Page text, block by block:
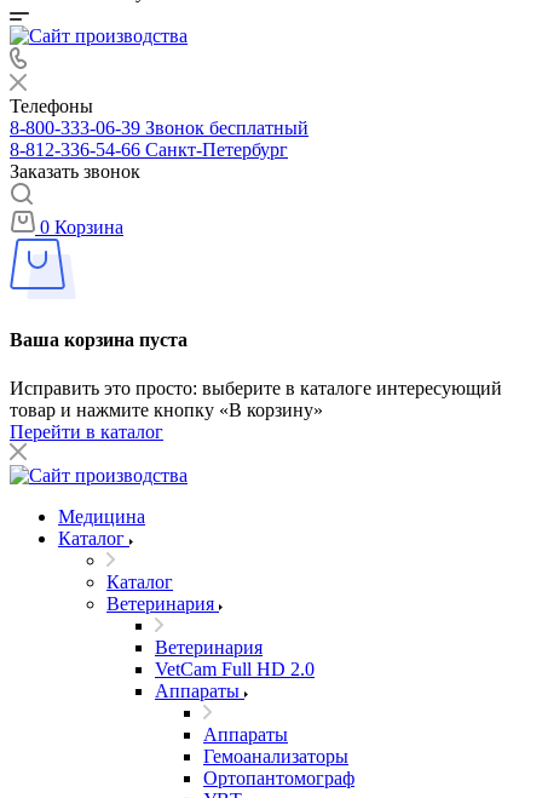
Телефоны
8-800-333-06-39 Звонок бесплатный
8-812-336-54-66 Санкт-Петербург
Заказать звонок
0 Корзина
Ваша корзина пуста
Исправить это просто: выберите в каталоге интересующий
товар и нажмите кнопку «В корзину»
Перейти в каталог
Медицина
Каталог
Каталог
Ветеринария
Ветеринария
VetCam Full HD 2.0
Аппараты
Аппараты
Гемоанализаторы
Ортопантомограф